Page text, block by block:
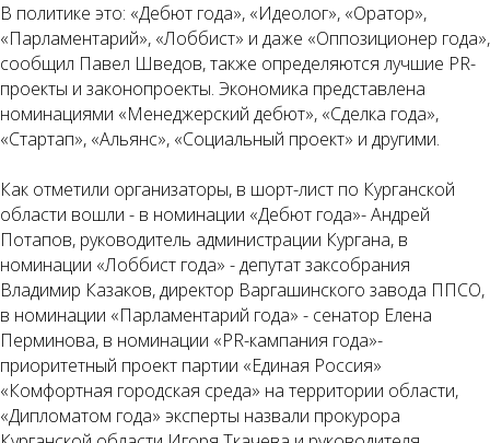
В политике это: «Дебют года», «Идеолог», «Оратор»,
«Парламентарий», «Лоббист» и даже «Оппозиционер года»,
сообщил Павел Шведов, также определяются лучшие PR-
проекты и законопроекты. Экономика представлена
номинациями «Менеджерский дебют», «Сделка года»,
«Стартап», «Альянс», «Социальный проект» и другими.
Как отметили организаторы, в шорт-лист по Курганской
области вошли - в номинации «Дебют года»- Андрей
Потапов, руководитель администрации Кургана, в
номинации «Лоббист года» - депутат заксобрания
Владимир Казаков, директор Варгашинского завода ППСО,
в номинации «Парламентарий года» - сенатор Елена
Перминова, в номинации «PR-кампания года»-
приоритетный проект партии «Единая Россия»
«Комфортная городская среда» на территории области,
«Дипломатом года» эксперты назвали прокурора